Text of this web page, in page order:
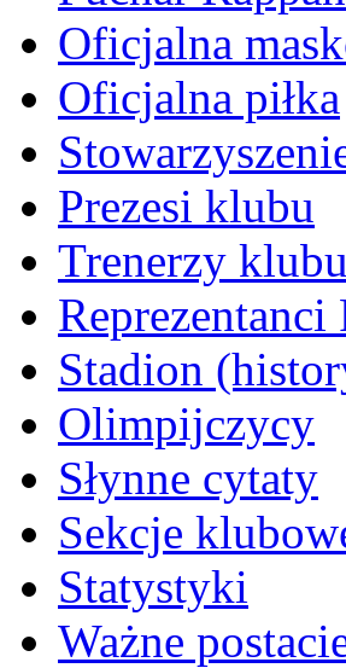
Oficjalna
Oficjalna piłka
Prezesi klubu
Trenerzy klubu
Reprezentanci
Stadion
Olimpijczycy
Słynne cytaty
Sekcje
Statystyki
Ważne